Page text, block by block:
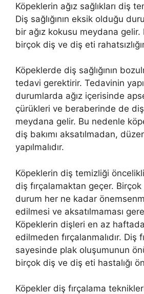
Köpeklerin ağız sağlıkları diş
Diş sağlığının eksik olduğu
bir ağız kokusu meydana gelir.
birçok diş ve diş eti
Köpeklerde diş sağlığının
tedavi gerektirir. Tedavinin
durumlarda ağız içerisinde
çürükleri ve beraberinde de diş
meydana gelir. Bu nedenle
diş bakımı aksatılmadan,
yapılmalıdır.
Köpeklerin diş temizliği
diş fırçalamaktan geçer.
durum her ne kadar
edilmesi ve aksatılmaması
Köpeklerin dişleri en az
edilmeden fırçalanmalıdır. Diş
sayesinde plak oluşumunun
birçok diş ve diş eti hastalığı
Köpekler diş fırçalama